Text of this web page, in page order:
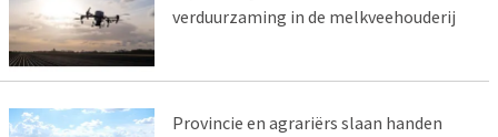
verduurzaming in de melkveehouderij
Provincie en agrariërs slaan handen